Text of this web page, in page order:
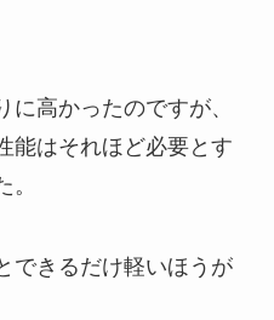
高かったのですが、
能はそれほど必要とす
できるだけ軽いほうが